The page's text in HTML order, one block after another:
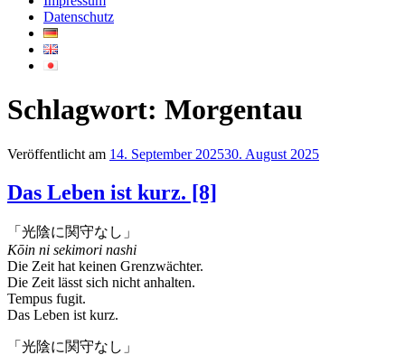
Datenschutz
Schlagwort: Morgentau
Veröffentlicht am 14. September 202530. August 2025
Das Leben ist kurz. [8]
「光陰に関守なし」
Kōin ni sekimori nashi
Die Zeit hat keinen Grenzwächter.
Die Zeit lässt sich nicht anhalten.
Tempus fugit.
Das Leben ist kurz.
「光陰に関守なし」